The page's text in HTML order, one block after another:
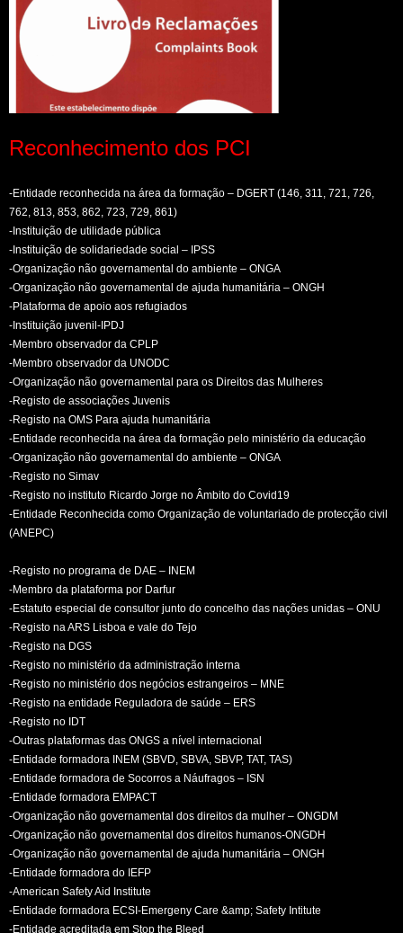
Reconhecimento dos PCI
-Entidade reconhecida na área da formação – DGERT (146, 311, 721, 726,
762, 813, 853, 862, 723, 729, 861)
-Instituição de utilidade pública
-Instituição de solidariedade social – IPSS
-Organização não governamental do ambiente – ONGA
-Organização não governamental de ajuda humanitária – ONGH
-Plataforma de apoio aos refugiados
-Instituição juvenil-IPDJ
-Membro observador da CPLP
-Membro observador da UNODC
-Organização não governamental para os Direitos das Mulheres
-Registo de associações Juvenis
-Registo na OMS Para ajuda humanitária
-Entidade reconhecida na área da formação pelo ministério da educação
-Organização não governamental do ambiente – ONGA
-Registo no Simav
-Registo no instituto Ricardo Jorge no Âmbito do Covid19
-Entidade Reconhecida como Organização de voluntariado de protecção civil
(ANEPC)
-Registo no programa de DAE – INEM
-Membro da plataforma por Darfur
-Estatuto especial de consultor junto do concelho das nações unidas – ONU
-Registo na ARS Lisboa e vale do Tejo
-Registo na DGS
-Registo no ministério da administração interna
-Registo no ministério dos negócios estrangeiros – MNE
-Registo na entidade Reguladora de saúde – ERS
-Registo no IDT
-Outras plataformas das ONGS a nível internacional
-Entidade formadora INEM (SBVD, SBVA, SBVP, TAT, TAS)
-Entidade formadora de Socorros a Náufragos – ISN
-Entidade formadora EMPACT
-Organização não governamental dos direitos da mulher – ONGDM
-Organização não governamental dos direitos humanos-ONGDH
-Organização não governamental de ajuda humanitária – ONGH
-Entidade formadora do IEFP
-American Safety Aid Institute
-Entidade formadora ECSI-Emergeny Care &amp; Safety Intitute
-Entidade acreditada em Stop the Bleed